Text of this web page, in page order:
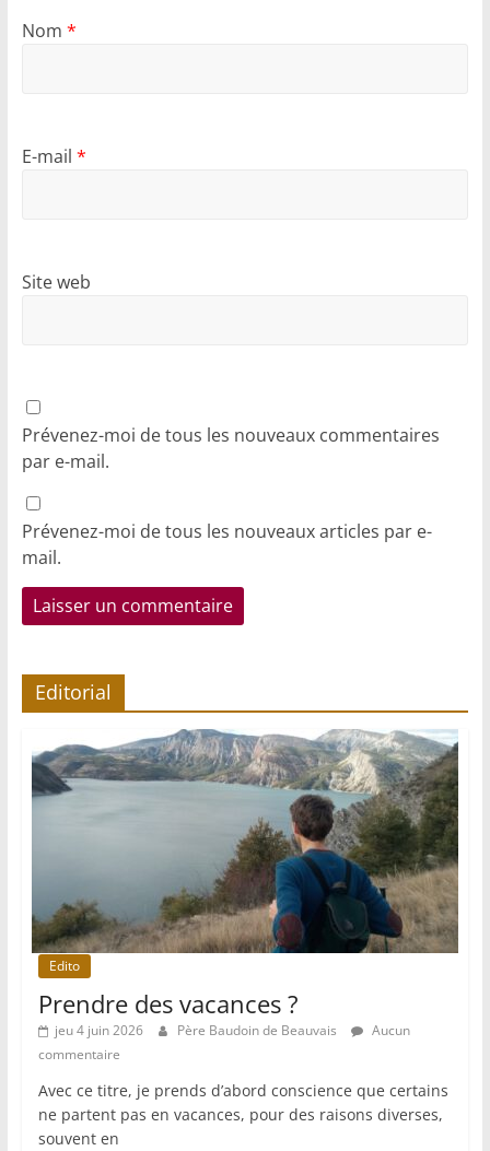
Nom *
E-mail *
Site web
Prévenez-moi de tous les nouveaux commentaires
par e-mail.
Prévenez-moi de tous les nouveaux articles par e-
mail.
Editorial
Edito
Prendre des vacances ?
jeu 4 juin 2026 Père Baudoin de Beauvais
Aucun
commentaire
Avec ce titre, je prends d’abord conscience que certains
ne partent pas en vacances, pour des raisons diverses,
souvent en